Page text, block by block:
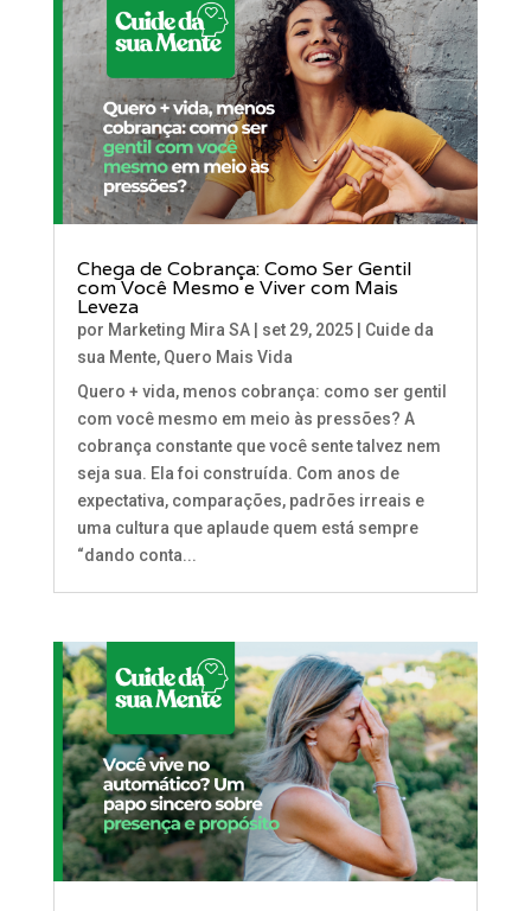
Chega de Cobrança: Como Ser Gentil
com Você Mesmo e Viver com Mais
Leveza
por Marketing Mira SA| set 29, 2025| Cuide da
sua Mente, Quero Mais Vida
Quero + vida, menos cobrança: como ser gentil
com você mesmo em meio às pressões? A
cobrança constante que você sente talvez nem
seja sua. Ela foi construída. Com anos de
expectativa, comparações, padrões irreais e
uma cultura que aplaude quem está sempre
“dando conta...